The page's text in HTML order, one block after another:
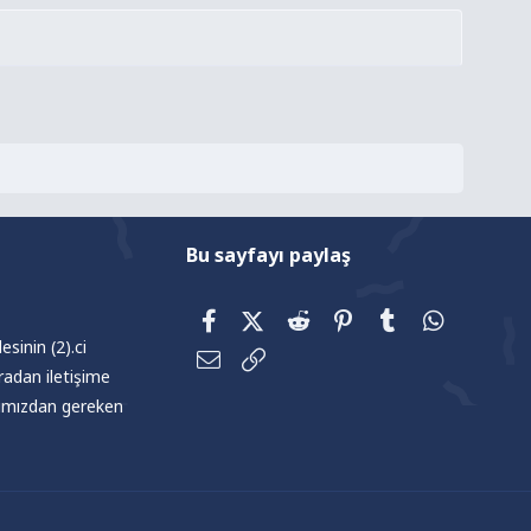
(2).ci
iletişime
gereken
Bu sayfayı paylaş
FacebookX (Twitter)
Reddit Pinterest
Tumblr
E-posta